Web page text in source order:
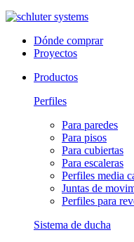
Dónde comprar
Proyectos
Productos
Perfiles
Para paredes
Para pisos
Para cubiertas
Para escaleras
Perfiles media
Juntas de
Perfiles para
Sistema de ducha